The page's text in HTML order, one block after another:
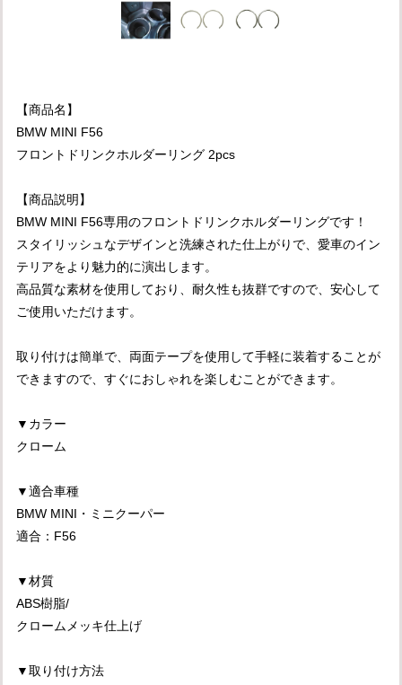
【商品名】
BMW MINI F56
フロントドリンクホルダーリング 2pcs
【商品説明】
BMW MINI F56専用のフロントドリンクホルダーリングです！
スタイリッシュなデザインと洗練された仕上がりで、愛車のイン
テリアをより魅力的に演出します。
高品質な素材を使用しており、耐久性も抜群ですので、安心して
ご使用いただけます。
取り付けは簡単で、両面テープを使用して手軽に装着することが
できますので、すぐにおしゃれを楽しむことができます。
▼カラー
クローム
▼適合車種
BMW MINI・ミニクーパー
適合：F56
▼材質
ABS樹脂/
クロームメッキ仕上げ
▼取り付け方法